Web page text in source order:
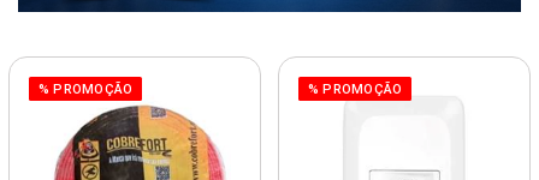
% PROMOÇÃO % PROMOÇÃO